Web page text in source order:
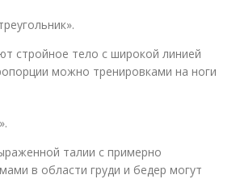
стройное тело с широкой линией
можно тренировками на ноги
талии с примерно
в области груди и бедер могут